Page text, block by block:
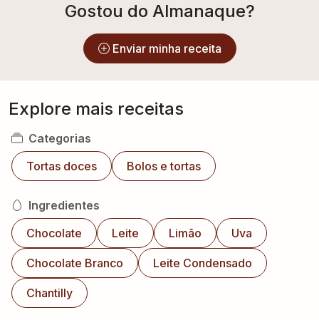
Gostou do Almanaque?
Enviar minha receita
Explore mais receitas
Categorias
Tortas doces
Bolos e tortas
Ingredientes
Chocolate
Leite Limão Uva
Chocolate Branco Leite Condensado
Chantilly